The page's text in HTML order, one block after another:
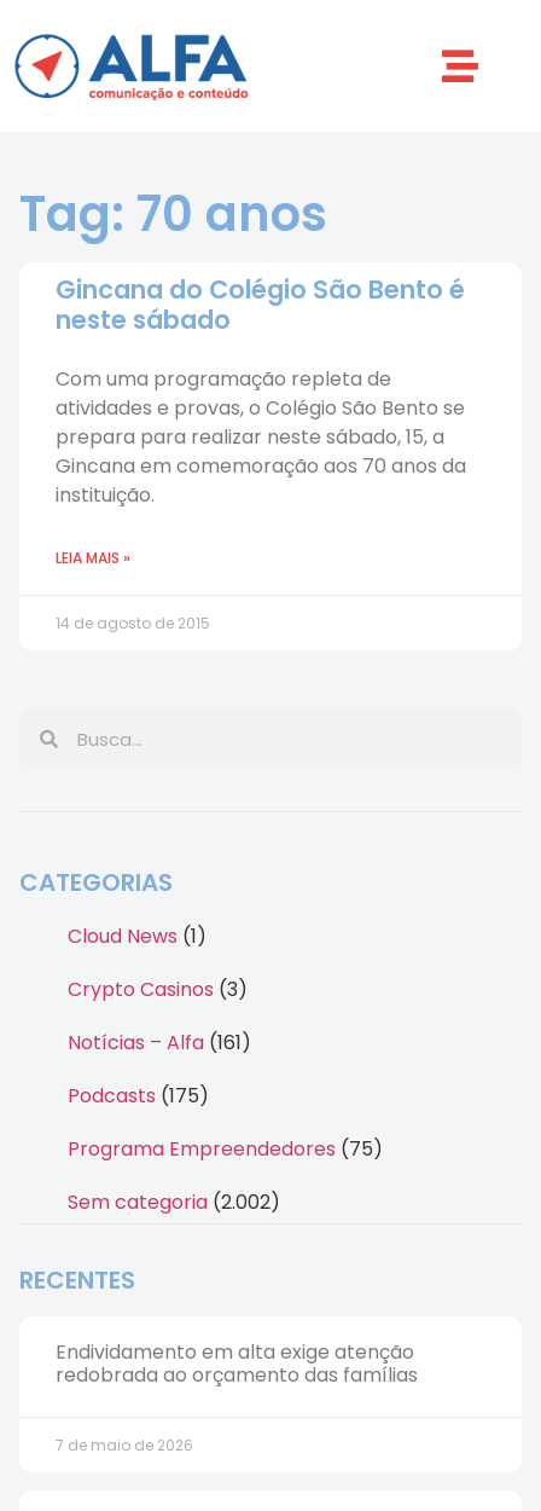
Tag: 70 anos
Gincana do Colégio São Bento é
neste sábado
Com uma programação repleta de
atividades e provas, o Colégio São Bento se
prepara para realizar neste sábado, 15, a
Gincana em comemoração aos 70 anos da
instituição.
LEIA MAIS »
14 de agosto de 2015
CATEGORIAS
Cloud News (1)
Crypto Casinos (3)
Notícias – Alfa (161)
Podcasts (175)
Programa Empreendedores (75)
Sem categoria (2.002)
RECENTES
Endividamento em alta exige atenção
redobrada ao orçamento das famílias
7 de maio de 2026